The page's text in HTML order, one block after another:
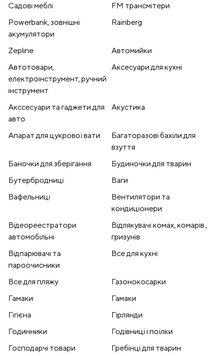
Cадові меблі
FM трансмітери
Powerbank, зовнішні
акумулятори
Rainberg
Zepline
Автомийки
Автотовари,
електроінструмент, ручний
інструмент
Аксесуари для кухні
Акссесуари та гаджети для
авто
Акустика
Апарат для цукрової вати
Багаторазові бахіли для
взуття
Баночки для зберігання
Будиночки для тварин
Бутербродниці
Ваги
Вафельниці
Вентилятори та
кондиціонери
Відеореестратори
автомобільні
Відлякувачі комах, комарів ,
гризунів
Відпарювачі та
пароочисники
Все для кухні
Все для пляжу
Газонокосарки
Гамаки
Гамаки
Гігієна
Гірлянди
Годинники
Годівниці і поїлки
Господарчі товари
Гребінці для тварин